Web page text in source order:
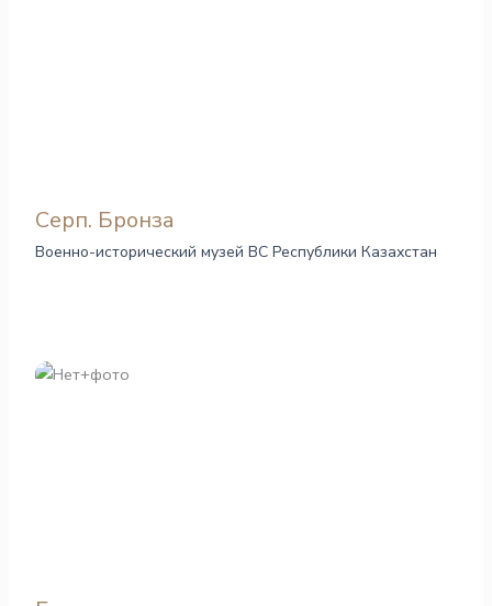
Серп. Бронза
Военно-исторический музей ВС Республики Казахстан